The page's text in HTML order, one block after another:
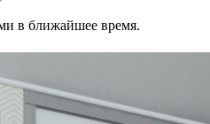
в ближайшее время.